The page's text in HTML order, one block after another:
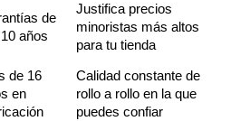
de
años
Justifica precios
minoristas más altos
para tu tienda
de 16
en
Calidad constante de
rollo a rollo en la que
puedes confiar